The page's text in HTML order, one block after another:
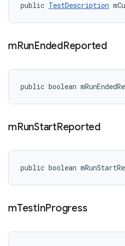
public TestDescription
mRunEndedReported
public boolean
mRunStartReported
public boolean
mTestInProgress